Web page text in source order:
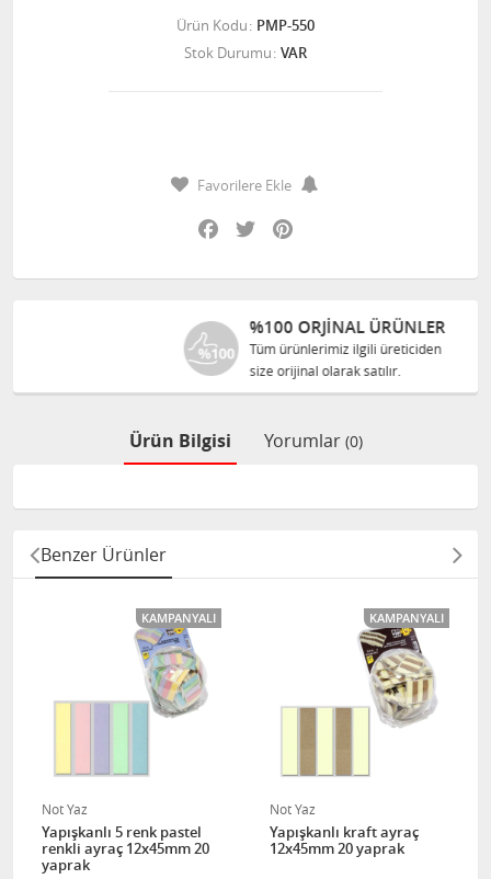
Ürün Kodu PMP-550
Stok Durumu VAR
Favorilere Ekle
Facebook
Twitter
%100 ORJINAL ÜRÜNLER
Tüm ürünlerimiz ilgili üreticiden
size orijinal olarak satılır.
Ürün Bilgisi Yorumlar (0)
Benzer Ürünler
KAMPANYALI
Not Yaz
Yapışkanlı 5 renk pastel
renkli ayraç 12x45mm 20
yaprak
KAMPANYALI
Not Yaz
Yapışkanlı kraft ayraç
12x45mm 20 yaprak